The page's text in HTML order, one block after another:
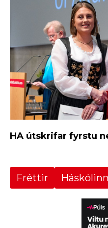
HA útskrifar fyrstu
Fréttir